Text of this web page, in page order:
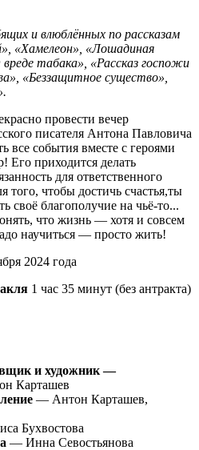
и влюблённых по рассказам
«Хамелеон», «Лошадиная
табака», «Рассказ госпожи
«Беззащитное существо»,
провести вечер
писателя Антона Павловича
все события вместе с героями
Его приходится делать
для ответственного
того, чтобы достичь счастья,ты
своё благополучие на чьё-то...
что жизнь — хотя и совсем
научиться — просто жить!
2024 года
1 час 35 минут (без антракта)
и художник —
Карташев
— Антон Карташев,
Бухвостова
— Инна Севостьянова